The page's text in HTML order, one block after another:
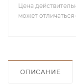
Цена
может отличаться
ОПИСАНИЕ